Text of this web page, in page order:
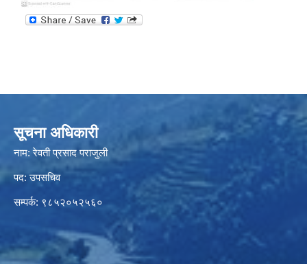
सूचना अधिकारी
नाम: रेवती प्रसाद पराजुली
पद: उपसचिव
सम्पर्क: ९८५२०५२५६०